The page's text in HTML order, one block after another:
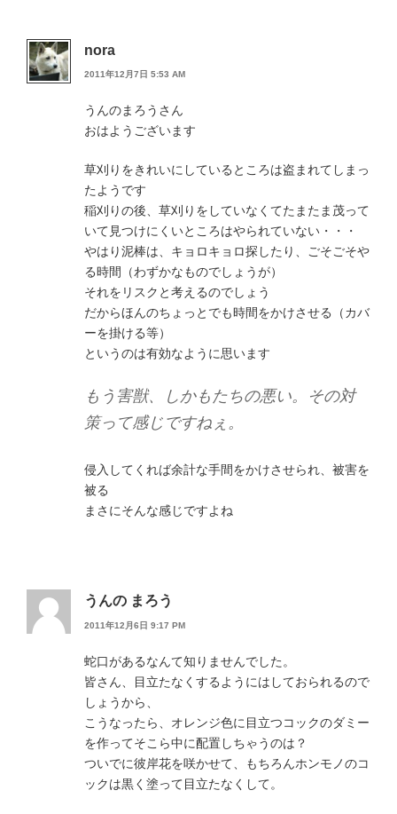
nora
2011年12月7日 5:53 AM
うんのまろうさん
おはようございます
草刈りをきれいにしているところは盗まれてしまっ
たようです
稲刈りの後、草刈りをしていなくてたまたま茂って
いて見つけにくいところはやられていない・・・
やはり泥棒は、キョロキョロ探したり、ごそごそや
る時間（わずかなものでしょうが）
それをリスクと考えるのでしょう
だからほんのちょっとでも時間をかけさせる（カバ
ーを掛ける等）
というのは有効なように思います
もう害獣、しかもたちの悪い。その対
策って感じですねぇ。
侵入してくれば余計な手間をかけさせられ、被害を
被る
まさにそんな感じですよね
うんの まろう
2011年12月6日 9:17 PM
蛇口があるなんて知りませんでした。
皆さん、目立たなくするようにはしておられるので
しょうから、
こうなったら、オレンジ色に目立つコックのダミー
を作ってそこら中に配置しちゃうのは？
ついでに彼岸花を咲かせて、もちろんホンモノのコ
ックは黒く塗って目立たなくして。